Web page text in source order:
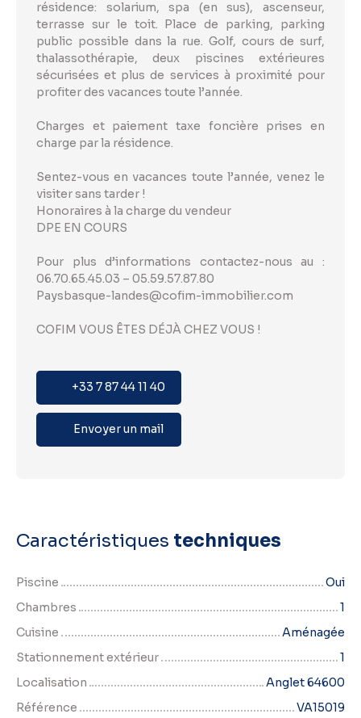
résidence: solarium, spa (en sus), ascenseur,
terrasse sur le toit. Place de parking, parking
public possible dans la rue. Golf, cours de surf,
thalassothérapie, deux piscines extérieures
sécurisées et plus de services à proximité pour
profiter des vacances toute l’année.
Charges et paiement taxe foncière prises en
charge par la résidence.
Sentez-vous en vacances toute l’année, venez le
visiter sans tarder !
Honoraires à la charge du vendeur
DPE EN COURS
Pour plus d’informations contactez-nous au :
06.70.65.45.03 – 05.59.57.87.80
Paysbasque-landes@cofim-immobilier.com
COFIM VOUS ÊTES DÉJÀ CHEZ VOUS !
+33 7 87 44 11 40
Envoyer un mail
Caractéristiques techniques
Piscine
Oui
Chambres
1
Cuisine
Aménagée
Stationnement extérieur
1
Localisation
Anglet 64600
Référence
VA15019